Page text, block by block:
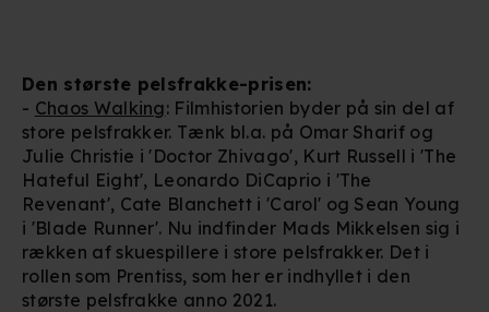
Den største pelsfrakke-prisen:
- Chaos Walking: Filmhistorien byder på sin del af
store pelsfrakker. Tænk bl.a. på Omar Sharif og
Julie Christie i 'Doctor Zhivago', Kurt Russell i 'The
Hateful Eight', Leonardo DiCaprio i 'The
Revenant', Cate Blanchett i 'Carol' og Sean Young
i 'Blade Runner'. Nu indfinder Mads Mikkelsen sig i
rækken af skuespillere i store pelsfrakker. Det i
rollen som Prentiss, som her er indhyllet i den
største pelsfrakke anno 2021.